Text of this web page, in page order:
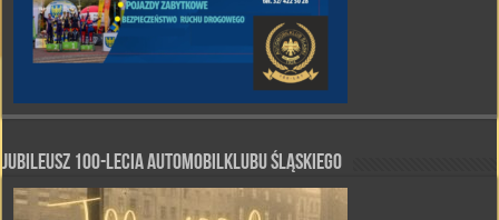
Jubileusz 100-lecia Automobilklubu Śląskiego